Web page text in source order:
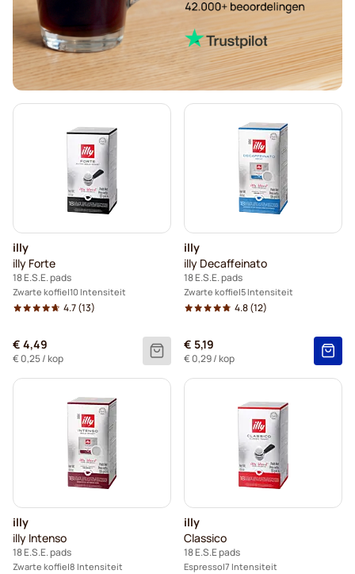
illy
illy Forte
18 E.S.E. pads
Zwarte koffie 10 Intensiteit
4.7(13)
€ 4,49
€ 0,25/ kop
illy
illy Decaffeinato
18 E.S.E. pads
Zwarte koffie 5 Intensiteit
4.8(12)
€ 5,19
€ 0,29/ kop
illy
illy Intenso
18 E.S.E. pads
Zwarte koffie 8 Intensiteit
illy
Classico
18 E.S.E pads
Espresso 7 Intensiteit